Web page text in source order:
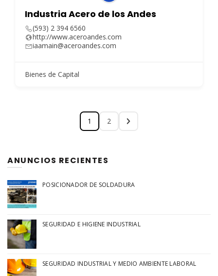
Industria Acero de los Andes
(593) 2 394 6560
http://www.aceroandes.com
iaamain@aceroandes.com
Bienes de Capital
1 2
ANUNCIOS RECIENTES
POSICIONADOR DE SOLDADURA
SEGURIDAD E HIGIENE INDUSTRIAL
SEGURIDAD INDUSTRIAL Y MEDIO AMBIENTE LABORAL